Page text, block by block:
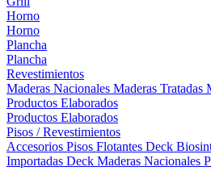
Horno
Horno
Plancha
Plancha
Revestimientos
Maderas Nacionales Maderas Tratadas
Productos Elaborados
Productos Elaborados
Pisos / Revestimientos
Accesorios Pisos Flotantes Deck
Importadas Deck Maderas Nacionales